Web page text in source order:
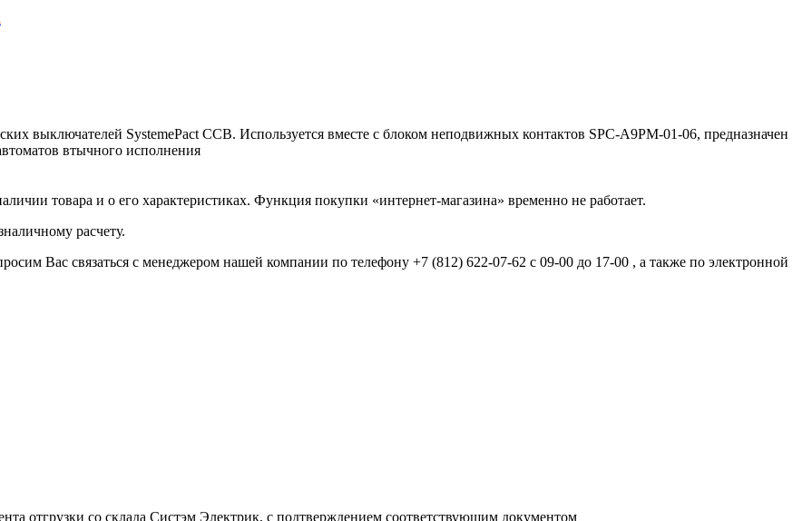
выключателей SystemePact CCB. Используется вместе с блоком неподвижных контактов SPC-A9PM-01-06, предназначен
втычного исполнения
товара и о его характеристиках. Функция покупки «интернет-магазина» временно не работает.
расчету.
Вас связаться с менеджером нашей компании по телефону +7 (812) 622-07-62 с 09-00 до 17-00 , а также по электронной
отгрузки со склада Систэм Электрик, с подтверждением соответствующим документом